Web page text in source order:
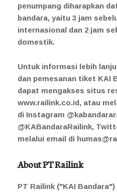
penumpang diharapkan
bandara, yaitu 3 jam
internasional dan 2 jam
domestik.
Untuk informasi lebih
dan pemesanan tiket KAI
dapat mengakses situs
www.railink.co.id, atau
di Instagram
@KABandaraRailink,
melalui email di
About PT Railink
PT Railink ("KAI